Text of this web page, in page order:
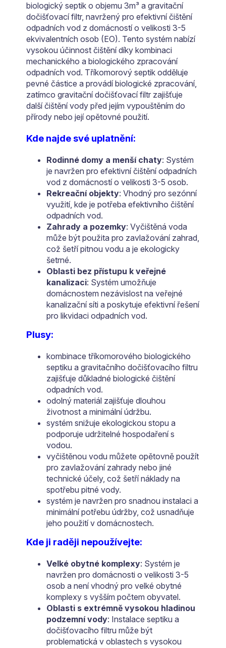
biologický septik o objemu 3m³ a gravitační
dočišťovací filtr, navržený pro efektivní čištění
odpadních vod z domácností o velikosti 3-5
ekvivalentních osob (EO). Tento systém nabízí
vysokou účinnost čištění díky kombinaci
mechanického a biologického zpracování
odpadních vod. Tříkomorový septik odděluje
pevné částice a provádí biologické zpracování,
zatímco gravitační dočišťovací filtr zajišťuje
další čištění vody před jejím vypouštěním do
přírody nebo její opětovné použití.
Kde najde své uplatnění:
Rodinné domy a menší chaty: Systém
je navržen pro efektivní čištění odpadních
vod z domácností o velikosti 3-5 osob.
Rekreační objekty: Vhodný pro sezónní
využití, kde je potřeba efektivního čištění
odpadních vod.
Zahrady a pozemky: Vyčištěná voda
může být použita pro zavlažování zahrad,
což šetří pitnou vodu a je ekologicky
šetrné.
Oblasti bez přístupu k veřejné
kanalizaci: Systém umožňuje
domácnostem nezávislost na veřejné
kanalizační síti a poskytuje efektivní řešení
pro likvidaci odpadních vod.
Plusy:
kombinace tříkomorového biologického
septiku a gravitačního dočišťovacího filtru
zajišťuje důkladné biologické čištění
odpadních vod.
odolný materiál zajišťuje dlouhou
životnost a minimální údržbu.
systém snižuje ekologickou stopu a
podporuje udržitelné hospodaření s
vodou.
vyčištěnou vodu můžete opětovně použít
pro zavlažování zahrady nebo jiné
technické účely, což šetří náklady na
spotřebu pitné vody.
systém je navržen pro snadnou instalaci a
minimální potřebu údržby, což usnadňuje
jeho použití v domácnostech.
Kde ji raději nepoužívejte:
Velké obytné komplexy: Systém je
navržen pro domácnosti o velikosti 3-5
osob a není vhodný pro velké obytné
komplexy s vyšším počtem obyvatel.
Oblasti s extrémně vysokou hladinou
podzemní vody: Instalace septiku a
dočišťovacího filtru může být
problematická v oblastech s vysokou